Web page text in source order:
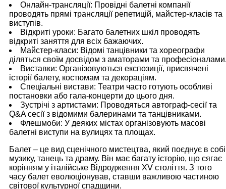
Онлайн-трансляції: Провідні балетні компанії
проводять прямі трансляції репетицій, майстер-класів та
виступів.
Відкриті уроки: Багато балетних шкіл проводять
відкриті заняття для всіх бажаючих.
Майстер-класи: Відомі танцівники та хореографи
діляться своїм досвідом з аматорами та
Виставки: Організовуються експозиції, присвячені
історії балету, костюмам та декораціям.
Спеціальні вистави: Театри часто готують особливі
постановки або гала-концерти до цього дня.
Зустрічі з артистами: Проводяться автограф-сесії та
Q&A сесії з відомими балеринами та танцівниками.
Флешмоби: У деяких містах організовують масові
балетні виступи на вулицях та площах.
Балет – це вид сценічного мистецтва, який поєднує в собі
музику, танець та драму. Він має багату історію, що сягає
корінням у італійське Відродження XV століття. З того
часу балет еволюціонував, ставши важливою частиною
світової культурної спадщини.